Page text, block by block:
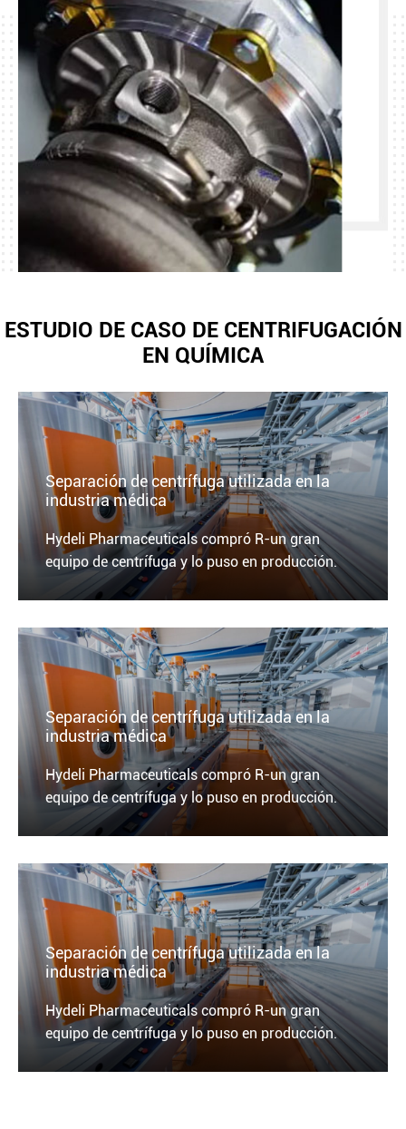
ESTUDIO DE CASO DE CENTRIFUGACIÓN
EN QUÍMICA
Separación de centrífuga utilizada en la
industria médica
Hydeli Pharmaceuticals compró R-un gran
equipo de centrífuga y lo puso en producción.
Separación de centrífuga utilizada en la
industria médica
Hydeli Pharmaceuticals compró R-un gran
equipo de centrífuga y lo puso en producción.
Separación de centrífuga utilizada en la
industria médica
Hydeli Pharmaceuticals compró R-un gran
equipo de centrífuga y lo puso en producción.